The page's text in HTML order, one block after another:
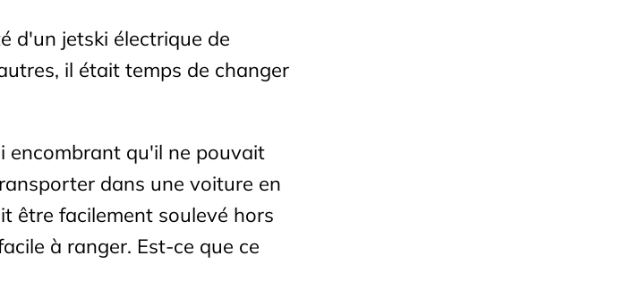
d'un jetski électrique de
il était temps de changer
encombrant qu'il ne pouvait
dans une voiture en
être facilement soulevé hors
à ranger. Est-ce que ce